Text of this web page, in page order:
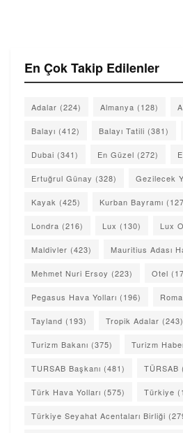
En Çok Takip Edilenler
Adalar (224) Almanya (128)
Balayı (412) Balayı Tatili (381)
Dubai (341) En Güzel (272)
Ertuğrul Günay (328) Gezilecek
Kayak (425) Kurban Bayramı
Londra (216) Lux (130) Lux
Maldivler (423) Mauritius Adası
Mehmet Nuri Ersoy (223) Otel
Pegasus Hava Yolları (196) Roma
Tayland (193) Tropik Adalar (243)
Turizm Bakanı (375) Turizm
TURSAB Başkanı (481) TÜRSAB
Türk Hava Yolları (575) Türkiye
Türkiye Seyahat Acentaları Birliği